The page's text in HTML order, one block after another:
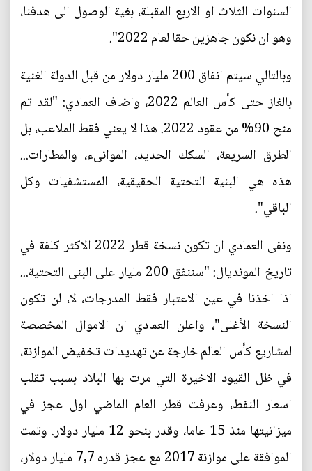
السنوات الثلاث او الاربع المقبلة، بغية الوصول الى هدفنا،
وهو ان نكون جاهزين حقا لعام 2022".
وبالتالي سيتم انفاق 200 مليار دولار من قبل الدولة الغنية
بالغاز حتى كأس العالم 2022، واضاف العمادي: "لقد تم
منح 90% من عقود 2022. هذا لا يعني فقط الملاعب، بل
الطرق السريعة، السكك الحديد، الموانىء، والمطارات...
هذه هي البنية التحتية الحقيقية، المستشفيات وكل
الباقي".
ونفى العمادي ان تكون نسخة قطر 2022 الاكثر كلفة في
تاريخ المونديال: "سننفق 200 مليار على البنى التحتية...
اذا اخذنا في عين الاعتبار فقط المدرجات، لا، لن تكون
النسخة الأغلى"، واعلن العمادي ان الاموال المخصصة
لمشاريع كأس العالم خارجة عن تهديدات تخفيض الموازنة،
في ظل القيود الاخيرة التي مرت بها البلاد بسبب تقلب
اسعار النفط، وعرفت قطر العام الماضي اول عجز في
ميزانيتها منذ 15 عاما، وقدر بنحو 12 مليار دولار. وتمت
الموافقة على موازنة 2017 مع عجز قدره 7,7 مليار دولار،